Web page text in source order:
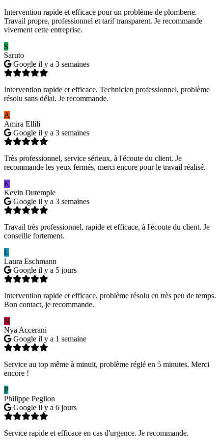
Intervention rapide et efficace pour un problème de plomberie.
Travail propre, professionnel et tarif transparent. Je recommande
vivement cette entreprise.
S
Saruto
Google il y a 3 semaines
Intervention rapide et efficace. Technicien professionnel, problème
résolu sans délai. Je recommande.
A
Amira Ellili
Google il y a 3 semaines
Très professionnel, service sérieux, à l'écoute du client. Je
recommande les yeux fermés, merci encore pour le travail réalisé.
K
Kevin Dutemple
Google il y a 3 semaines
Travail très professionnel, rapide et efficace, à l'écoute du client. Je
conseille fortement.
L
Laura Eschmann
Google il y a 5 jours
Intervention rapide et efficace, problème résolu en très peu de temps.
Bon contact, je recommande.
N
Nya Accerani
Google il y a 1 semaine
Service au top même à minuit, problème réglé en 5 minutes. Merci
encore !
P
Philippe Peglion
Google il y a 6 jours
Service rapide et efficace en cas d'urgence. Je recommande.